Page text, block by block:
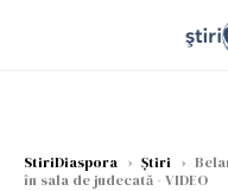
StiriDiaspora › Știri ›
în sala de judecată - VIDEO